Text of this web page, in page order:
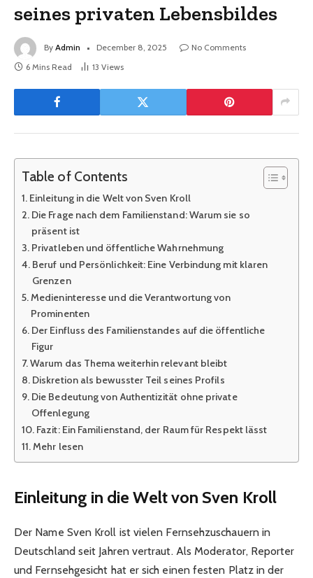
seines privaten Lebensbildes
By Admin December 8, 2025
No Comments
6 Mins Read
13 Views
Table of Contents
Einleitung in die Welt von Sven Kroll
Die Frage nach dem Familienstand: Warum sie so
präsent ist
Privatleben und öffentliche Wahrnehmung
Beruf und Persönlichkeit: Eine Verbindung mit klaren
Grenzen
Medieninteresse und die Verantwortung von
Prominenten
Der Einfluss des Familienstandes auf die öffentliche
Figur
Warum das Thema weiterhin relevant bleibt
Diskretion als bewusster Teil seines Profils
Die Bedeutung von Authentizität ohne private
Offenlegung
Fazit: Ein Familienstand, der Raum für Respekt lässt
Mehr lesen
Einleitung in die Welt von Sven Kroll
Der Name Sven Kroll ist vielen Fernsehzuschauern in
Deutschland seit Jahren vertraut. Als Moderator, Reporter
und Fernsehgesicht hat er sich einen festen Platz in der